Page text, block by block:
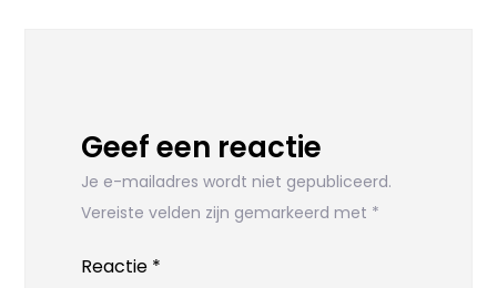
Geef een reactie
Je e-mailadres wordt niet gepubliceerd.
Vereiste velden zijn gemarkeerd met *
Reactie *